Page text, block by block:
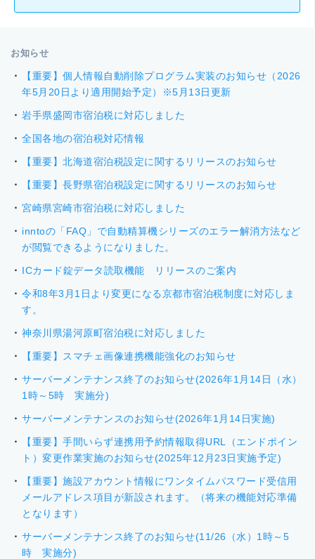
お知らせ
【重要】個人情報自動削除プログラム実装のお知らせ（2026
年5月20日より適用開始予定）※5月13日更新
岩手県盛岡市宿泊税に対応しました
全国各地の宿泊税対応情報
【重要】北海道宿泊税設定に関するリリースのお知らせ
【重要】長野県宿泊税設定に関するリリースのお知らせ
宮崎県宮崎市宿泊税に対応しました
inntoの「FAQ」で自動精算機シリーズのエラー解消方法など
が閲覧できるようになりました。
ICカード錠データ読取機能 リリースのご案内
令和8年3月1日より変更になる京都市宿泊税制度に対応しま
す。
神奈川県湯河原町宿泊税に対応しました
【重要】スマチェ画像連携機能強化のお知らせ
サーバーメンテナンス終了のお知らせ(2026年1月14日（水）
1時～5時 実施分)
サーバーメンテナンスのお知らせ(2026年1月14日実施)
【重要】手間いらず連携用予約情報取得URL（エンドポイン
ト）変更作業実施のお知らせ(2025年12月23日実施予定)
【重要】施設アカウント情報にワンタイムパスワード受信用
メールアドレス項目が新設されます。（将来の機能対応準備
となります）
サーバーメンテナンス終了のお知らせ(11/26（水）1時～5
時 実施分)